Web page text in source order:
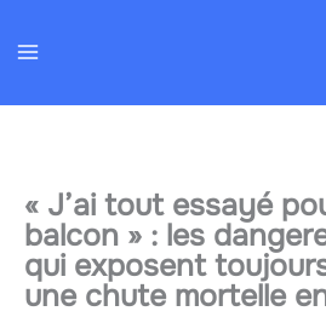
au
« J’ai tout essayé
balcon » : les
qui exposent
une chute mortelle